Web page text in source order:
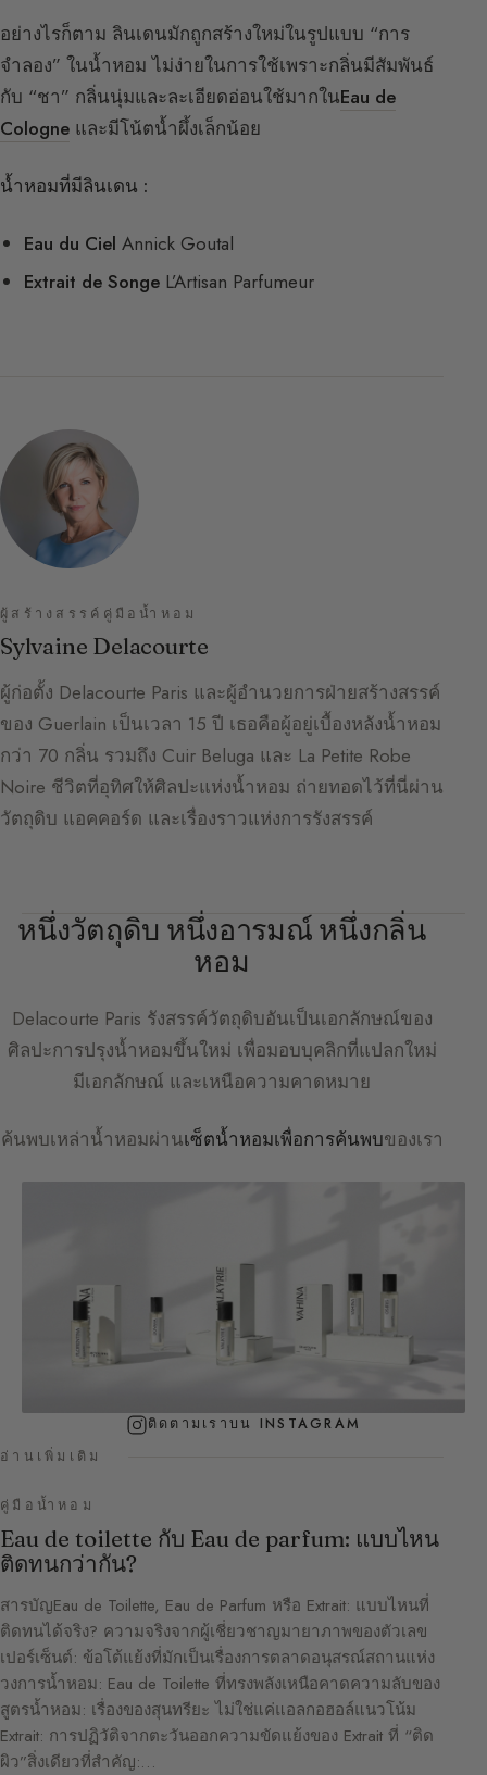
อย่างไรก็ตาม ลินเดนมักถูกสร้างใหม่ในรูปแบบ “การ
จำลอง” ในน้ำหอม ไม่ง่ายในการใช้เพราะกลิ่นมีสัมพันธ์
กับ “ชา” กลิ่นนุ่มและละเอียดอ่อนใช้มากในEau de
Cologne และมีโน้ตน้ำผึ้งเล็กน้อย
น้ำหอมที่มีลินเดน :
Eau du Ciel Annick Goutal
Extrait de Songe L’Artisan Parfumeur
ผู้สร้างสรรค์คู่มือน้ำหอม
Sylvaine Delacourte
ผู้ก่อตั้ง Delacourte Paris และผู้อำนวยการฝ่ายสร้างสรรค์
ของ Guerlain เป็นเวลา 15 ปี เธอคือผู้อยู่เบื้องหลังน้ำหอม
กว่า 70 กลิ่น รวมถึง Cuir Beluga และ La Petite Robe
Noire ชีวิตที่อุทิศให้ศิลปะแห่งน้ำหอม ถ่ายทอดไว้ที่นี่ผ่าน
วัตถุดิบ แอคคอร์ด และเรื่องราวแห่งการรังสรรค์
หนึ่งวัตถุดิบ หนึ่งอารมณ์ หนึ่งกลิ่น
หอม
Delacourte Paris รังสรรค์วัตถุดิบอันเป็นเอกลักษณ์ของ
ศิลปะการปรุงน้ำหอมขึ้นใหม่ เพื่อมอบบุคลิกที่แปลกใหม่
มีเอกลักษณ์ และเหนือความคาดหมาย
ค้นพบเหล่าน้ำหอมผ่านเซ็ตน้ำหอมเพื่อการค้นพบของเรา
ติดตามเราบน INSTAGRAM
อ่านเพิ่มเติม
คู่มือน้ำหอม
Eau de toilette กับ Eau de parfum: แบบไหน
ติดทนกว่ากัน?
สารบัญEau de Toilette, Eau de Parfum หรือ Extrait: แบบไหนที่
ติดทนได้จริง? ความจริงจากผู้เชี่ยวชาญมายาภาพของตัวเลข
เปอร์เซ็นต์: ข้อโต้แย้งที่มักเป็นเรื่องการตลาดอนุสรณ์สถานแห่ง
วงการน้ำหอม: Eau de Toilette ที่ทรงพลังเหนือคาดความลับของ
สูตรน้ำหอม: เรื่องของสุนทรียะ ไม่ใช่แค่แอลกอฮอล์แนวโน้ม
Extrait: การปฏิวัติจากตะวันออกความขัดแย้งของ Extrait ที่ “ติด
ผิว”สิ่งเดียวที่สำคัญ:…